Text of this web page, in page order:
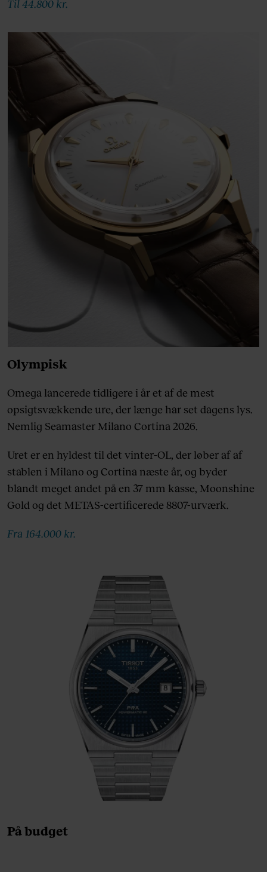
Til 44.800 kr.
Olympisk
Omega lancerede tidligere i år et af de mest
opsigtsvækkende ure, der længe har set dagens lys.
Nemlig Seamaster Milano Cortina 2026.
Uret er en hyldest til det vinter-OL, der løber af af
stablen i Milano og Cortina næste år, og byder
blandt meget andet på en 37 mm kasse, Moonshine
Gold og det METAS-certificerede 8807-urværk.
Fra 164.000 kr.
På budget